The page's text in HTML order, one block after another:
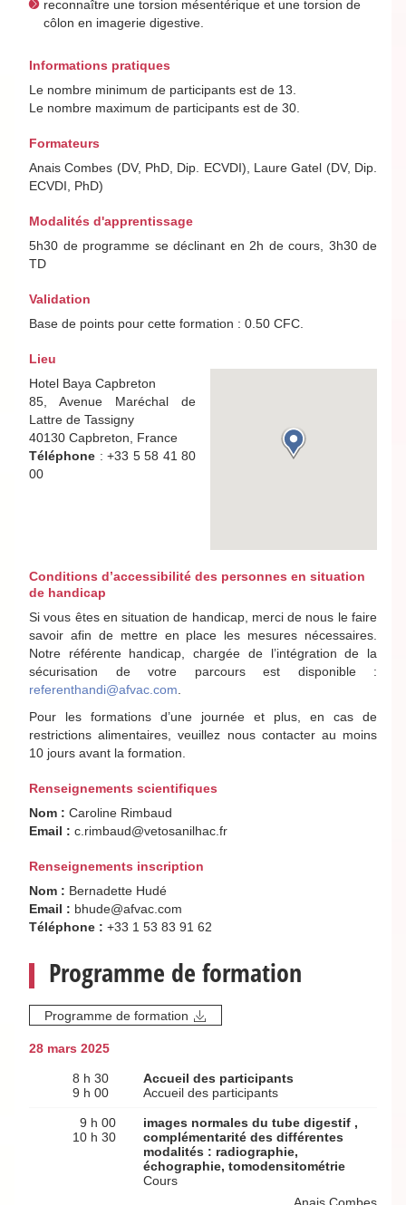
reconnaître une torsion mésentérique et une torsion de
côlon en imagerie digestive.
Informations pratiques
Le nombre minimum de participants est de 13.
Le nombre maximum de participants est de 30.
Formateurs
Anais Combes (DV, PhD, Dip. ECVDI), Laure Gatel (DV, Dip.
ECVDI, PhD)
Modalités d'apprentissage
5h30 de programme se déclinant en 2h de cours, 3h30 de
TD
Validation
Base de points pour cette formation : 0.50 CFC.
Lieu
Hotel Baya Capbreton
85, Avenue Maréchal de
Lattre de Tassigny
40130 Capbreton, France
Téléphone : +33 5 58 41 80
00
Conditions d’accessibilité des personnes en situation
de handicap
Si vous êtes en situation de handicap, merci de nous le faire
savoir afin de mettre en place les mesures nécessaires.
Notre référente handicap, chargée de l’intégration de la
sécurisation de votre parcours est disponible :
referenthandi@afvac.com
Pour les formations d’une journée et plus, en cas de
restrictions alimentaires, veuillez nous contacter au moins
10 jours avant la formation.
Renseignements scientifiques
Nom : Caroline Rimbaud
Email : c.rimbaud@vetosanilhac.fr
Renseignements inscription
Nom : Bernadette Hudé
Email : bhude@afvac.com
Téléphone : +33 1 53 83 91 62
Programme de formation
Programme de formation
28 mars 2025
8 h 30
9 h 00
Accueil des participants
Accueil des participants
9 h 00
10 h 30
images normales du tube digestif ,
complémentarité des différentes
modalités : radiographie,
échographie, tomodensitométrie
Cours